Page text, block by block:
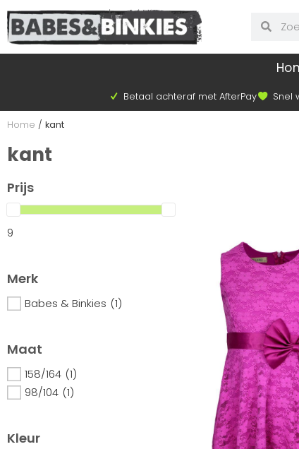
Betaal achteraf met AfterPay Snel
Home / kant
kant
Prijs
9
Merk
Babes & Binkies (1)
Maat
158/164 (1)
98/104 (1)
Kleur